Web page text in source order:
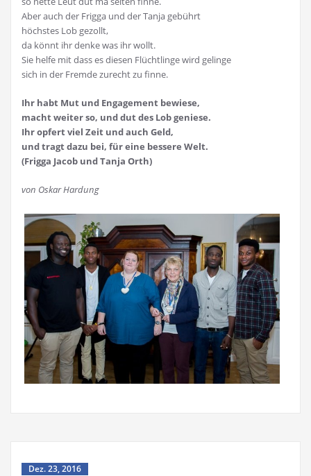
Aber auch der Frigga und der Tanja gebührt
höchstes Lob gezollt,
da könnt ihr denke was ihr wollt.
Sie helfe mit dass es diesen Flüchtlinge wird gelinge
sich in der Fremde zurecht zu finne.
Ihr habt Mut und Engagement bewiese,
macht weiter so, und dut des Lob geniese.
Ihr opfert viel Zeit und auch Geld,
und tragt dazu bei, für eine bessere Welt.
(Frigga Jacob und Tanja Orth)
von Oskar Hardung
Dez. 23, 2016